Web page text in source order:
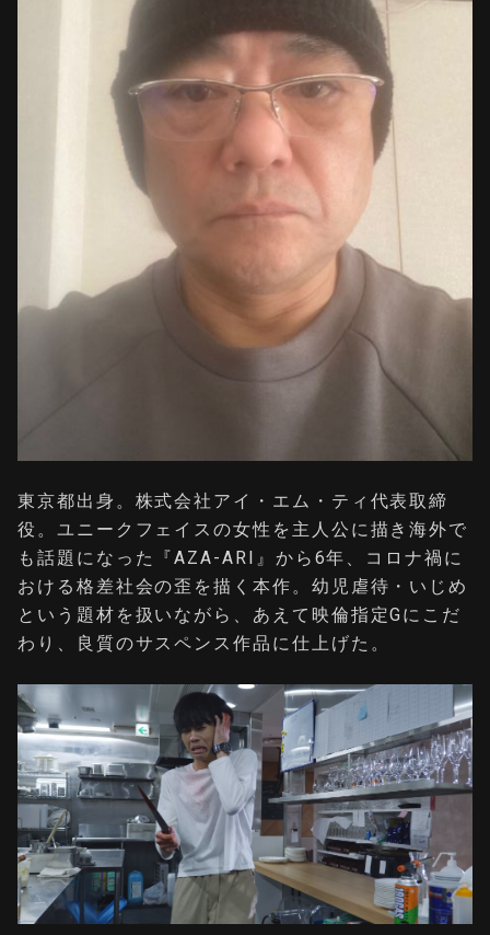
東京都出身。株式会社アイ・エム・ティ代表取締
役。ユニークフェイスの女性を主人公に描き海外で
も話題になった『AZA-ARI』から6年、コロナ禍に
おける格差社会の歪を描く本作。幼児虐待・いじめ
という題材を扱いながら、あえて映倫指定Gにこだ
わり、良質のサスペンス作品に仕上げた。